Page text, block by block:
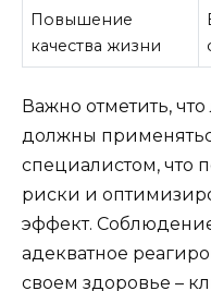
Повышение
качества жизни
Важно отметить,
должны
специалистом, что
риски и
эффект.
адекватное
своем здоровье –